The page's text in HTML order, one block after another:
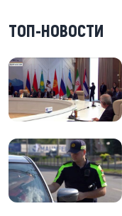
ТОП-НОВОСТИ